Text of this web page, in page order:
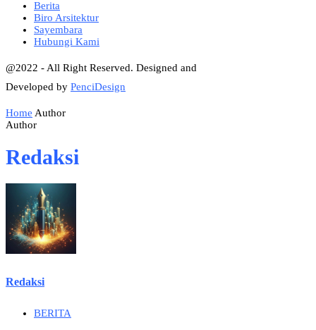
Berita
Biro Arsitektur
Sayembara
Hubungi Kami
@2022 - All Right Reserved. Designed and
Developed by PenciDesign
Home Author
Author
Redaksi
Redaksi
BERITA